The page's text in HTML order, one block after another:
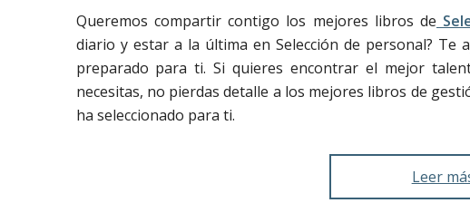
Queremos compartir contigo los mejores libros de
diario y estar a la última en Selección de personal? Te
preparado para ti. Si quieres encontrar el mejor
necesitas, no pierdas detalle a los mejores libros de
ha seleccionado para ti.
Leer